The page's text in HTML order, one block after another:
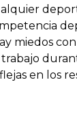
miedos
en los